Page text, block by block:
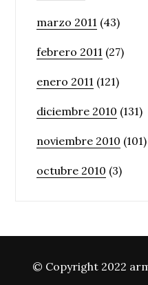
marzo 2011 (43)
febrero 2011 (27)
enero 2011 (121)
diciembre 2010 (131)
noviembre 2010 (101)
octubre 2010 (3)
© Copyright 2022